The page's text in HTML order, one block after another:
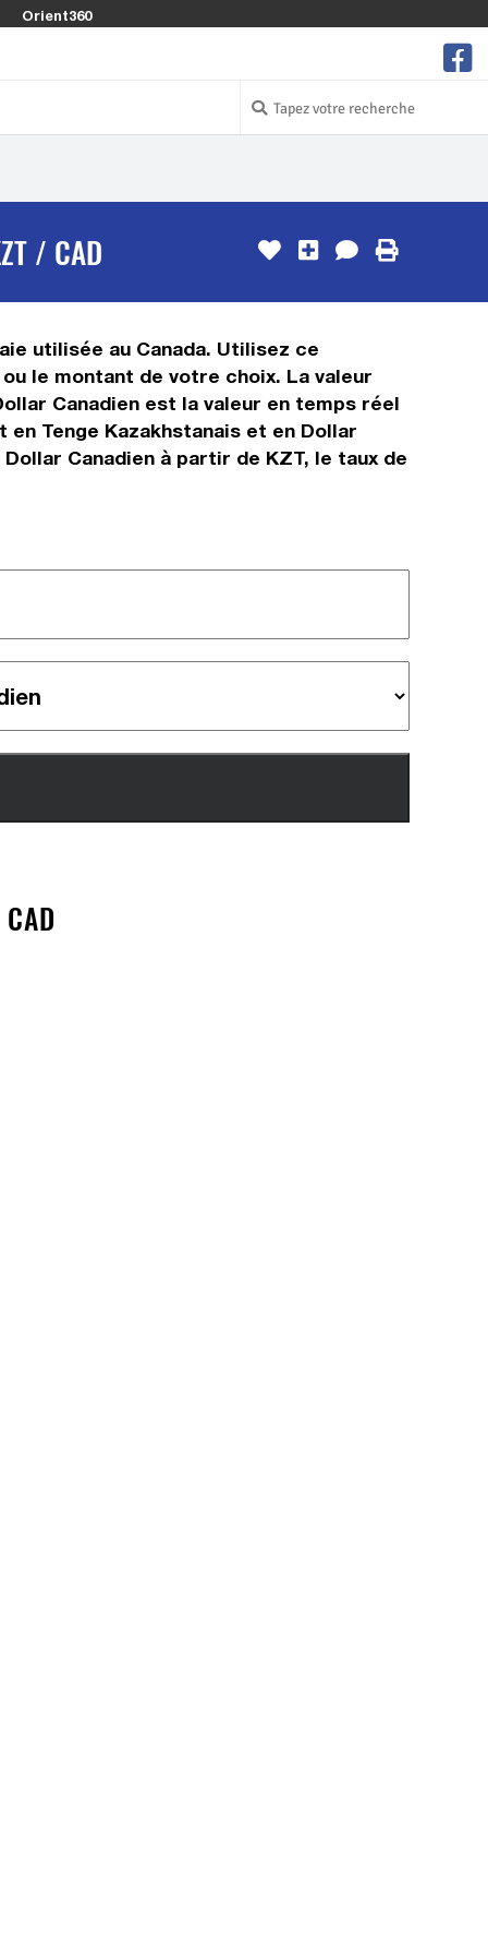
Orient360
/ CAD
utilisée au Canada. Utilisez ce
le montant de votre choix. La valeur
Canadien est la valeur en temps réel
Tenge Kazakhstanais et en Dollar
Canadien à partir de KZT, le taux de